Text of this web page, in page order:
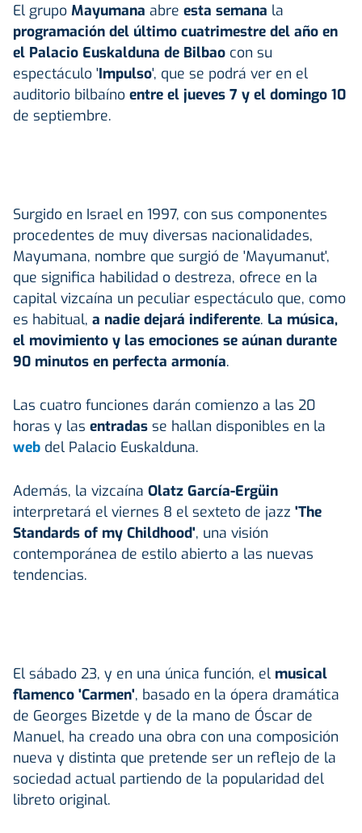
El grupo Mayumana abre esta semana la
programación del último cuatrimestre del año en
el Palacio Euskalduna de Bilbao con su
espectáculo 'Impulso', que se podrá ver en el
auditorio bilbaíno entre el jueves 7 y el domingo 10
de septiembre.
Surgido en Israel en 1997, con sus componentes
procedentes de muy diversas nacionalidades,
Mayumana, nombre que surgió de 'Mayumanut',
que significa habilidad o destreza, ofrece en la
capital vizcaína un peculiar espectáculo que, como
es habitual, a nadie dejará indiferente. La música,
el movimiento y las emociones se aúnan durante
90 minutos en perfecta armonía.
Las cuatro funciones darán comienzo a las 20
horas y las entradas se hallan disponibles en la
web del Palacio Euskalduna.
Además, la vizcaína Olatz García-Ergüin
interpretará el viernes 8 el sexteto de jazz 'The
Standards of my Childhood', una visión
contemporánea de estilo abierto a las nuevas
tendencias.
El sábado 23, y en una única función, el musical
flamenco 'Carmen', basado en la ópera dramática
de Georges Bizetde y de la mano de Óscar de
Manuel, ha creado una obra con una composición
nueva y distinta que pretende ser un reflejo de la
sociedad actual partiendo de la popularidad del
libreto original.